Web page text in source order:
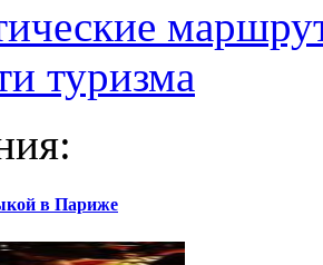
туризма
в Париже